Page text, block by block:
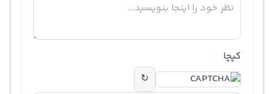
کپچا
↻